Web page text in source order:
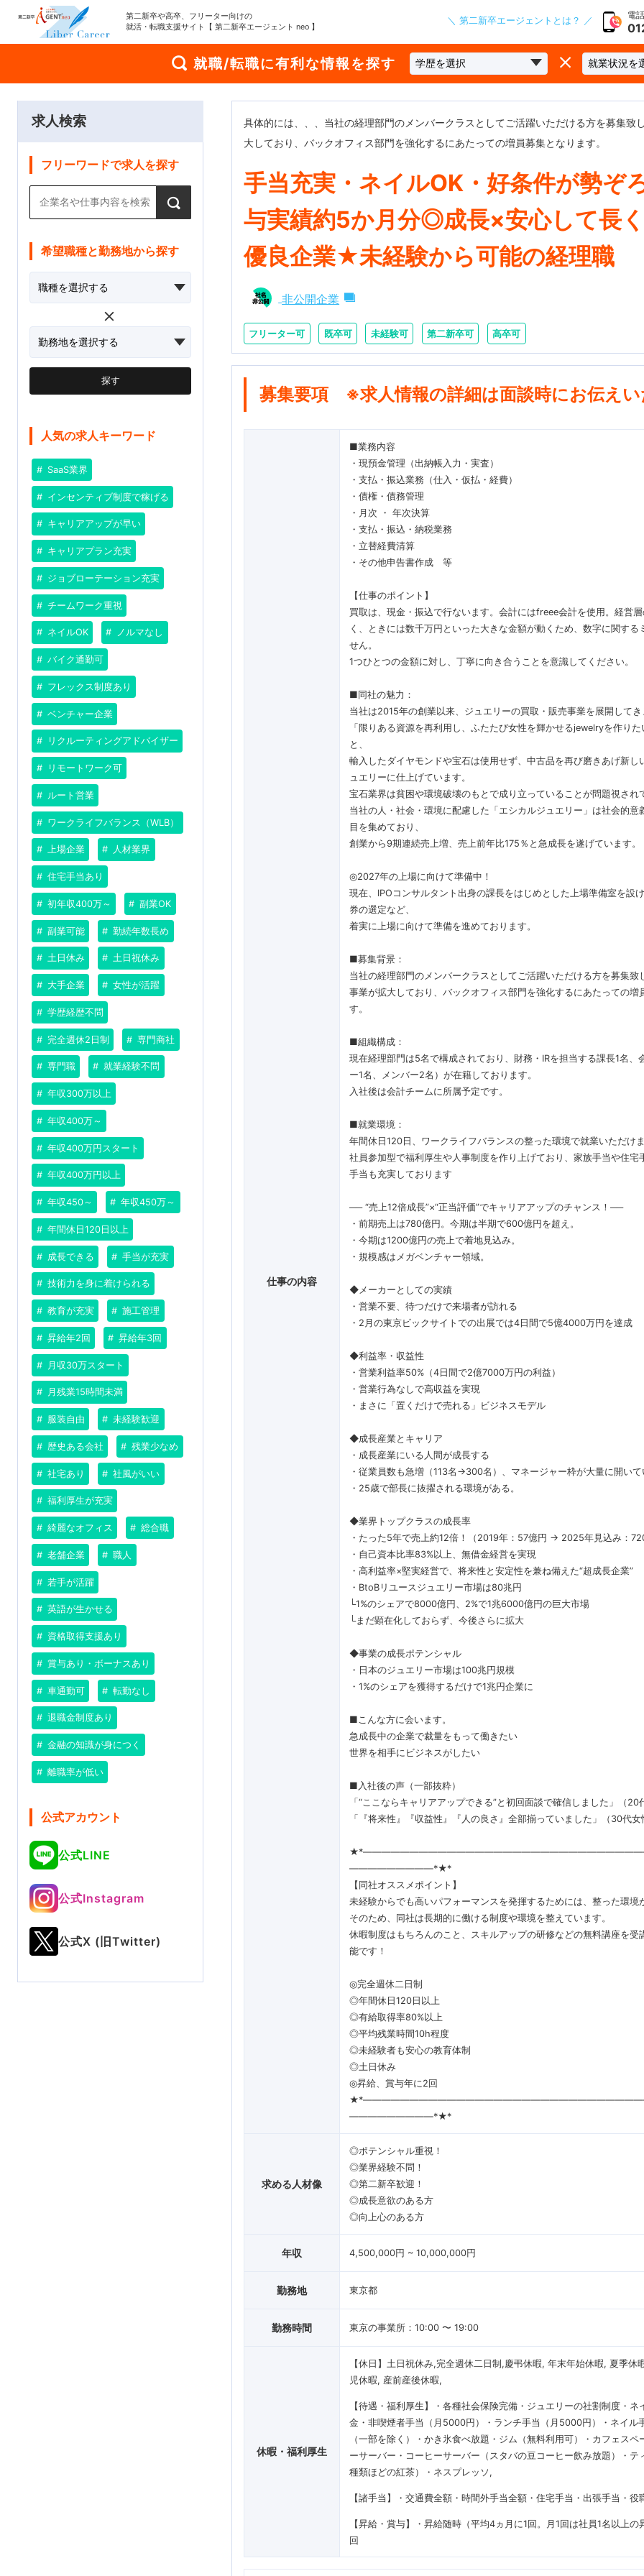
第二新卒や高卒、フリーター向けの
就活・転職支援サイト【 第二新卒エージェント neo 】
＼ 第二新卒エージェントとは？ ／ 電
就職/転職に有利な情報を探す
求人検索
フリーワードで求人を探す
希望職種と勤務地から探す
探す
人気の求人キーワード
SaaS業界
インセンティブ制度で稼げる
キャリアアップが早い
キャリアプラン充実
ジョブローテーション充実
チームワーク重視
ネイルOK ノルマなし
バイク通勤可
フレックス制度あり
ベンチャー企業
リクルーティングアドバイザー
リモートワーク可
ルート営業
ワークライフバランス（WLB）
上場企業 人材業界
住宅手当あり
初年収400万～ 副業OK
副業可能 勤続年数長め
土日休み 土日祝休み
大手企業 女性が活躍
学歴経歴不問
完全週休2日制 専門商社
専門職 就業経験不問
年収300万以上
年収400万～
年収400万円スタート
年収400万円以上
年収450～ 年収450万～
年間休日120日以上
成長できる 手当が充実
技術力を身に着けられる
教育が充実 施工管理
昇給年2回 昇給年3回
月収30万スタート
月残業15時間未満
服装自由 未経験歓迎
歴史ある会社 残業少なめ
社宅あり 社風がいい
福利厚生が充実
綺麗なオフィス 総合職
老舗企業 職人
若手が活躍
英語が生かせる
資格取得支援あり
賞与あり・ボーナスあり
車通勤可 転勤なし
退職金制度あり
金融の知識が身につく
離職率が低い
公式アカウント
公式LINE
公式Instagram
公式X (旧Twitter)
具体的には、、、当社の経理部門のメンバークラスとしてご活躍いただける方を募集致
大しており、バックオフィス部門を強化するにあたっての増員募集となります。
手当充実・ネイルOK・好条件が勢ぞ
与実績約5か月分◎成長×安心して長
優良企業★未経験から可能の経理職
非公開企業
フリーター可 既卒可 未経験可 第二新卒可 高卒可
募集要項 ※求人情報の詳細は面談時にお伝え
仕事の内容
■業務内容
・現預金管理（出納帳入力・実査）
・支払・振込業務（仕入・仮払・経費）
・債権・債務管理
・月次 ・ 年次決算
・支払・振込・納税業務
・立替経費清算
・その他申告書作成 等
【仕事のポイント】
買取は、現金・振込で行ないます。会計にはfreee会計を使用。経営
く、ときには数千万円といった大きな金額が動くため、数字に関する
せん。
1つひとつの金額に対し、丁寧に向き合うことを意識してください。
■同社の魅力：
当社は2015年の創業以来、ジュエリーの買取・販売事業を展開してき
「限りある資源を再利用し、ふたたび女性を輝かせるjewelryを作りた
と、
輸入したダイヤモンドや宝石は使用せず、中古品を再び磨きあげ新し
ュエリーに仕上げています。
宝石業界は貧困や環境破壊のもとで成り立っていることが問題視され
当社の人・社会・環境に配慮した「エシカルジュエリー」は社会的意
目を集めており、
創業から9期連続売上増、売上前年比175％と急成長を遂げています。
◎2027年の上場に向けて準備中！
現在、IPOコンサルタント出身の課長をはじめとした上場準備室を設
券の選定など、
着実に上場に向けて準備を進めております。
■募集背景：
当社の経理部門のメンバークラスとしてご活躍いただける方を募集致
事業が拡大しており、バックオフィス部門を強化するにあたっての増
す。
■組織構成：
現在経理部門は5名で構成されており、財務・IRを担当する課長1名、
ー1名、メンバー2名）が在籍しております。
入社後は会計チームに所属予定です。
■就業環境：
年間休日120日、ワークライフバランスの整った環境で就業いただけま
社員参加型で福利厚生や人事制度を作り上げており、家族手当や住宅
手当も充実しております
── “売上12倍成長”×“正当評価”でキャリアアップのチャンス！──
・前期売上は780億円。今期は半期で600億円を超え。
・今期は1200億円の売上で着地見込み。
・規模感はメガベンチャー領域。
◆メーカーとしての実績
・営業不要、待つだけで来場者が訪れる
・2月の東京ビックサイトでの出展では4日間で5億4000万円を達成
◆利益率・収益性
・営業利益率50%（4日間で2億7000万円の利益）
・営業行為なしで高収益を実現
・まさに「置くだけで売れる」ビジネスモデル
◆成長産業とキャリア
・成長産業にいる人間が成長する
・従業員数も急増（113名→300名）、マネージャー枠が大量に開いて
・25歳で部長に抜擢される環境がある。
◆業界トップクラスの成長率
・たった5年で売上約12倍！（2019年：57億円 → 2025年見込み：
・自己資本比率83%以上、無借金経営を実現
・高利益率×堅実経営で、将来性と安定性を兼ね備えた“超成長企業”
・BtoBリユースジュエリー市場は80兆円
└1%のシェアで8000億円、2%で1兆6000億円の巨大市場
└まだ顕在化しておらず、今後さらに拡大
◆事業の成長ポテンシャル
・日本のジュエリー市場は100兆円規模
・1%のシェアを獲得するだけで1兆円企業に
■こんな方に会います。
急成長中の企業で裁量をもって働きたい
世界を相手にビジネスがしたい
■入社後の声（一部抜粋）
「“ここならキャリアアップできる”と初回面談で確信しました」（20
「『将来性』『収益性』『人の良さ』全部揃っていました」（30代女
―――――――――*★*
【同社オススメポイント】
未経験からでも高いパフォーマンスを発揮するためには、整った環境
そのため、同社は長期的に働ける制度や環境を整えています。
休暇制度はもちろんのこと、スキルアップの研修などの無料講座を受
能です！
◎完全週休二日制
◎年間休日120日以上
◎有給取得率80%以上
◎平均残業時間10h程度
◎未経験者も安心の教育体制
◎土日休み
◎昇給、賞与年に2回
―――――――――*★*
求める人材像
◎ポテンシャル重視！
◎業界経験不問！
◎第二新卒歓迎！
◎成長意欲のある方
◎向上心のある方
年収 4,500,000円 ~ 10,000,000円
勤務地 東京都
勤務時間 東京の事業所：10:00 〜 19:00
休暇・福利厚生
【休日】土日祝休み,完全週休二日制,慶弔休暇, 年末年始休暇, 夏季休
児休暇, 産前産後休暇
【待遇・福利厚生】・各種社会保険完備・ジュエリーの社割制度・ネ
金・非喫煙者手当（月5000円）・ランチ手当（月5000円）・ネイル
（一部を除く）・かき氷食べ放題・ジム（無料利用可）・カフェスペ
ーサーバー・コーヒーサーバー（スタバの豆コーヒー飲み放題）・テ
種類ほどの紅茶）・ネスプレッソ
【諸手当】・交通費全額・時間外手当全額・住宅手当・出張手当・役
【昇給・賞与】・昇給随時（平均4ヵ月に1回。月1回は社員1名以上の
回